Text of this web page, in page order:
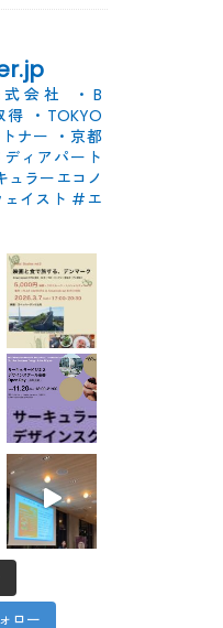
会社
・B
得 ・TOKYO
ナー ・京都
ィアパート
ュラーエコノ
イスト #エ
ロー